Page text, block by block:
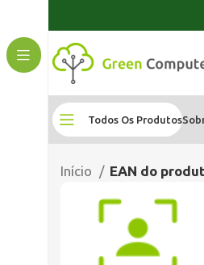
Todos Os Produtos
Início EAN do